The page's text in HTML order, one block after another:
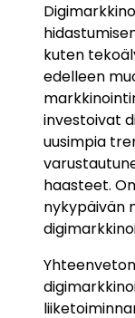
kuten
edelleen
investoivat
uusimpia
haasteet.
nykypäivän